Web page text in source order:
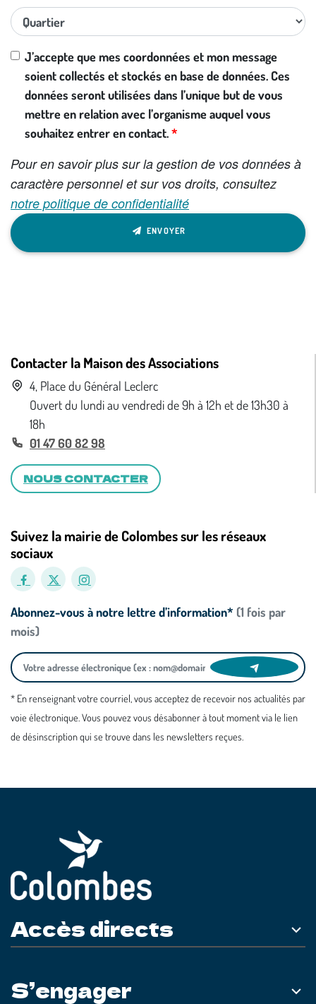
J’accepte que mes coordonnées et mon message
soient collectés et stockés en base de données. Ces
données seront utilisées dans l’unique but de vous
mettre en relation avec l’organisme auquel vous
souhaitez entrer en contact.
Pour en savoir plus sur la gestion de vos données à
caractère personnel et sur vos droits, consultez
notre politique de confidentialité
ENVOYER
Contacter la Maison des Associations
4, Place du Général Leclerc
Ouvert du lundi au vendredi de 9h à 12h et de 13h30 à
18h
01 47 60 82 98
NOUS CONTACTER
Suivez la mairie de Colombes sur les réseaux
sociaux
Abonnez-vous à notre lettre d’information* (1 fois par
mois)
* En renseignant votre courriel, vous acceptez de recevoir nos actualités par
voie électronique. Vous pouvez vous désabonner à tout moment via le lien
de désinscription qui se trouve dans les newsletters reçues.
Accès directs
S’engager